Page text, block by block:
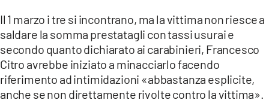
Il 1 marzo i tre si incontrano, ma la vittima non riesce a
saldare la somma prestatagli con tassi usurai e
secondo quanto dichiarato ai carabinieri, Francesco
Citro avrebbe iniziato a minacciarlo facendo
riferimento ad intimidazioni «abbastanza esplicite,
anche se non direttamente rivolte contro la vittima».